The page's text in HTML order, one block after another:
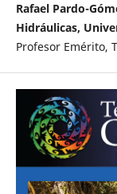
Rafael Pardo-
Hidráulicas,
Profesor Emérito,